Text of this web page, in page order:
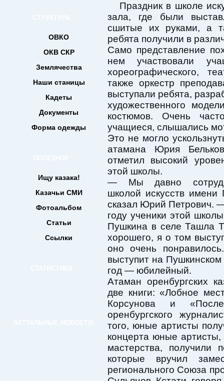
ОВКО
ОКВ СКР
Землячества
Наши станицы
Кадеты
Документы
Форма одежды
Ищу казака!
Казачьи СМИ
Фотоальбом
Статьи
Ссылки
Праздник в школе
зала, где были
сшитые их руками, а
ребята получили в
Само представление
нем участвовали
хореографического,
также оркестр
выступали ребята,
художественного
костюмов. Очень
учащиеся, слышались
Это не могло
атамана Юрия
отметил высокий
этой школы.
— Мы давно
школой искусств
сказал Юрий Петрович.
году ученики этой
Пушкина в селе Ташла
хорошего, я о том
оно очень
выступит на
год — юбилейный.
Атаман оренбургских
две книги: «Лобное
Корсунова и
оренбургского
того, юные артисты
концерта юные артисты,
мастерства, получили
которые вручил
регионального Союза